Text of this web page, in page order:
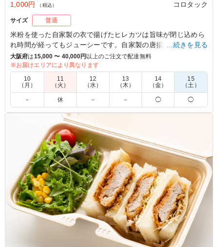
1,000円
（税込） コロタック
サイズ 普通
米粉を使った自家製の衣で揚げたヒレカツは旨味が閉じ込めら
れ時間が経ってもジューシーです。自家製の唐揚げは塩麴に漬
け込んでいるのでいつでも柔らかくお召し上がりいただけま
す。
5.0
おなかいっぱいになれるサンドイッチです。 カツと唐揚
げもちろんおいしいのですが、実はパンにも拘りが感じら
れます。 職場じゃなかったら、ビールのアテにも食べた
くなる一品です。 十分満足度は高いのですが、強いて言
うと付け合わせのサラダにかけるドレッシングかマヨネー
ズがほんの少しあればとも思いました。
ご利用シーン：会議・セミナー›ランチミーティング
京都府乙訓郡大山崎町大山崎 2025/11/28
…続きを見る
大阪府は15,000 〜 40,000円 以上のご注文で配達無料
※お届けエリアにより異なります
10
（月）
11
（火）
12
（水）
13
（木）
14
（金）
15
（土）
－ 休 － － ◯ ◯